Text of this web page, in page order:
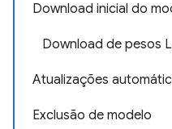
Download inicial do
Download de pesos
Atualizações
Exclusão de modelo